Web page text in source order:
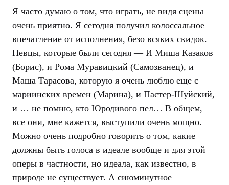
Я часто думаю о том, что играть, не видя сцены —
очень приятно. Я сегодня получил колоссальное
впечатление от исполнения, безо всяких скидок.
Певцы, которые были сегодня — И Миша Казаков
(Борис), и Рома Муравицкий (Самозванец), и
Маша Тарасова, которую я очень люблю еще с
мариинских времен (Марина), и Пастер-Шуйский,
и … не помню, кто Юродивого пел… В общем,
все они, мне кажется, выступили очень мощно.
Можно очень подробно говорить о том, какие
должны быть голоса в идеале вообще и для этой
оперы в частности, но идеала, как известно, в
природе не существует. А сиюминутное